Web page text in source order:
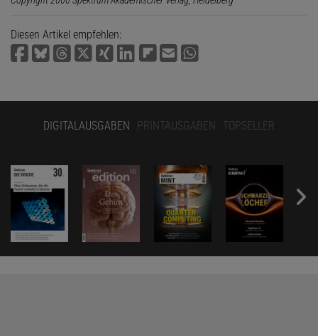
Diesen Artikel empfehlen:
DIGITALAUSGABEN PRINTAUSGABEN TOPSELLER